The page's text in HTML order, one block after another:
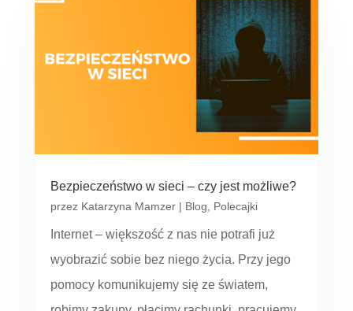
Bezpieczeństwo w sieci – czy jest możliwe?
przez Katarzyna Mamzer| Blog Polecajki
Internet – większość z nas nie potrafi już
wyobrazić sobie bez niego życia. Przy jego
pomocy komunikujemy się ze światem,